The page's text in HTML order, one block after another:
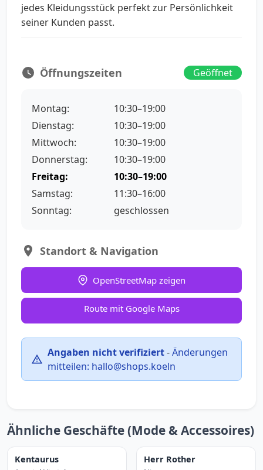
jedes Kleidungsstück perfekt zur Persönlichkeit
seiner Kunden passt.
Öffnungszeiten Geöffnet
Montag:
10:30–19:00
Dienstag:
10:30–19:00
Mittwoch:
10:30–19:00
Donnerstag:
10:30–19:00
Freitag:
10:30–19:00
Samstag:
11:30–16:00
Sonntag:
geschlossen
Standort & Navigation
OpenStreetMap zeigen
Route mit Google Maps
Angaben nicht verifiziert-Änderungen
mitteilen: hallo@shops.koeln
Ähnliche Geschäfte (Mode & Accessoires)
Kentaurus Herr Rother